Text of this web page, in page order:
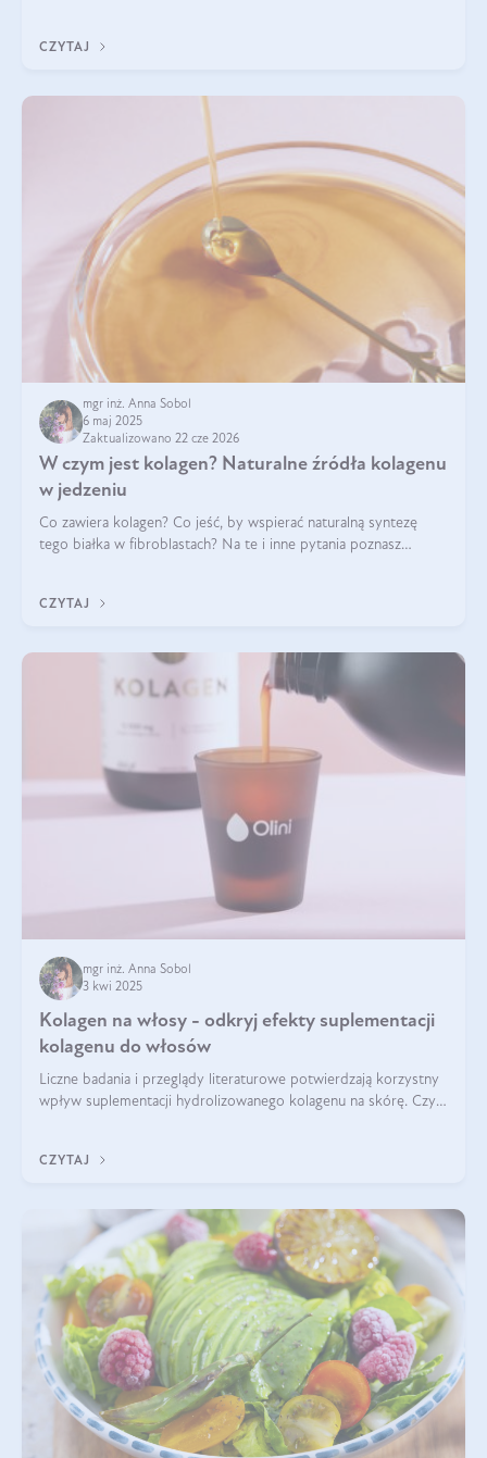
CZYTAJ
mgr inż. Anna Sobol
6 maj 2025
Zaktualizowano 22 cze 2026
W czym jest kolagen? Naturalne źródła kolagenu
w jedzeniu
Co zawiera kolagen? Co jeść, by wspierać naturalną syntezę
tego białka w fibroblastach? Na te i inne pytania poznasz
CZYTAJ
mgr inż. Anna Sobol
3 kwi 2025
Kolagen na włosy - odkryj efekty suplementacji
kolagenu do włosów
Liczne badania i przeglądy literaturowe potwierdzają korzystny
wpływ suplementacji hydrolizowanego kolagenu na skórę. Czy
CZYTAJ